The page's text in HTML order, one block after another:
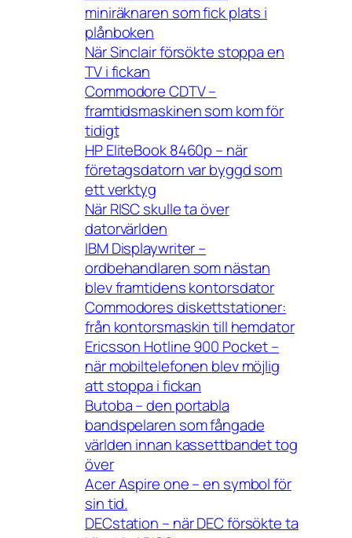
miniräknaren som fick plats i
plånboken
När Sinclair försökte stoppa en
TV i fickan
Commodore CDTV –
framtidsmaskinen som kom för
tidigt
HP EliteBook 8460p – när
företagsdatorn var byggd som
ett verktyg
När RISC skulle ta över
datorvärlden
IBM Displaywriter –
ordbehandlaren som nästan
blev framtidens kontorsdator
Commodores diskettstationer:
från kontorsmaskin till hemdator
Ericsson Hotline 900 Pocket –
när mobiltelefonen blev möjlig
att stoppa i fickan
Butoba – den portabla
bandspelaren som fångade
världen innan kassettbandet tog
över
Acer Aspire one – en symbol för
sin tid.
DECstation – när DEC försökte ta